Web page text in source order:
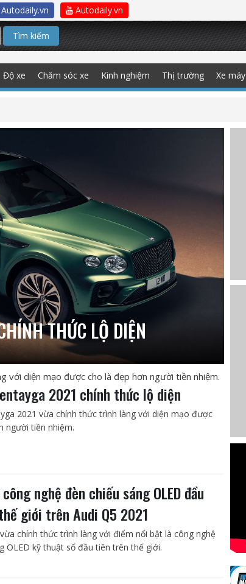
Autodaily.vn Autodaily.vn
Tìm kiếm
Độ xe Chăm sóc xe Kinh nghiệm Thị trường Xe máy
THỨC LỘ DIỆN
diện mạo được cho là đẹp hơn người tiền nhiệm.
2021 chính thức lộ diện
2021 vừa chính thức trình làng với diện mạo được
người tiền nhiệm.
nghệ đèn chiếu sáng OLED đầu
giới trên Audi Q5 2021
chính thức trình làng với điểm nổi bật là công nghệ
OLED kỹ thuật số đầu tiên trên thế giới.